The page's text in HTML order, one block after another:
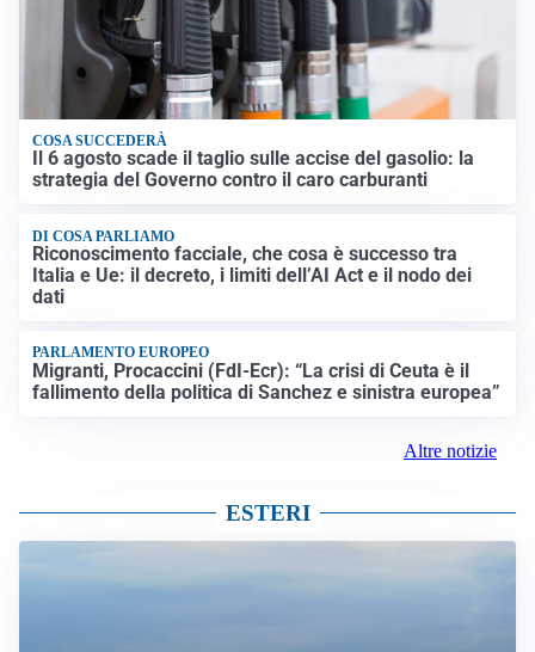
COSA SUCCEDERÀ
Il 6 agosto scade il taglio sulle accise del gasolio: la
strategia del Governo contro il caro carburanti
DI COSA PARLIAMO
Riconoscimento facciale, che cosa è successo tra
Italia e Ue: il decreto, i limiti dell’AI Act e il nodo dei
dati
PARLAMENTO EUROPEO
Migranti, Procaccini (FdI-Ecr): “La crisi di Ceuta è il
fallimento della politica di Sanchez e sinistra europea”
Altre notizie
ESTERI